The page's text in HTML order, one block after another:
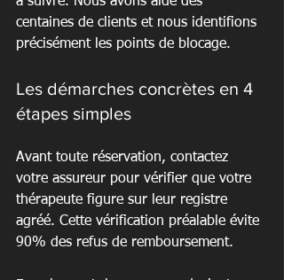
centaines de clients et nous identifions
précisément les points de blocage.
Les démarches concrètes en 4
étapes simples
Avant toute réservation, contactez
votre assureur pour vérifier que votre
thérapeute figure sur leur registre
agréé. Cette vérification préalable évite
90% des refus de remboursement.